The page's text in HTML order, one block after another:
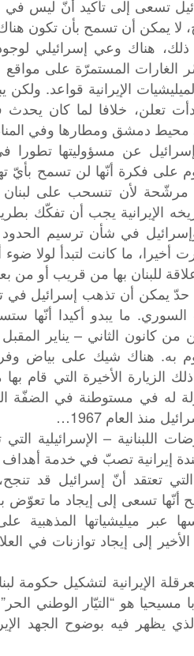
تسعى إلى تأكيد أنّ ليس في
لا يمكن أن تسمح بأن تكون
ذلك، هناك وعي إسرائيلي
الغارات المستمرّة على
الإيرانية قواعد.
تعلن، خلافا لما كان
محيط دمشق ومطارها وفي
عن مسؤوليتها
فكرة أنّها لن تسمح بأيّ
مرشّحة لأن تنسحب على
الإيرانية يجب أن تفكّك
في شأن ترسيم الحدود
أخيرا، ما كانت لتبدأ لولا
للبنان بها من قريب أو من
يمكن أن تذهب إسرائيل في
ما يبدو أكيدا أنّها
كانون الثاني – يناير
به. هناك شيك على بياض وفرته
الزيارة الأخيرة التي قام
له في مستوطنة في الضفّة
منذ العام 1967…
اللبنانية – الإسرائيلية
إيرانية تصبّ في خدمة
التي تعتقد أنّ إسرائيل قد
أنّها تسعى إلى إيجاد ما تعوّض
عبر ميليشياتها
إلى إيجاد توازنات في
الإيرانية لتشكيل حكومة
مسيحيا هو “التيّار الوطني
يظهر فيه بوضوح الجهد